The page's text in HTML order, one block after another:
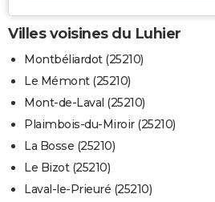
Villes voisines du Luhier
Montbéliardot (25210)
Le Mémont (25210)
Mont-de-Laval (25210)
Plaimbois-du-Miroir (25210)
La Bosse (25210)
Le Bizot (25210)
Laval-le-Prieuré (25210)